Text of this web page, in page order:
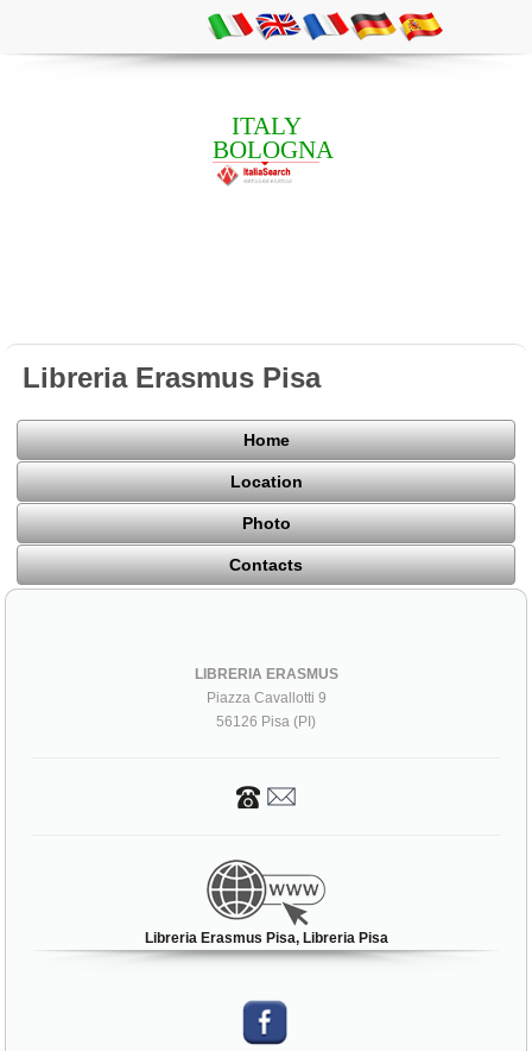
ITALY
BOLOGNA
Libreria Erasmus Pisa
Home
Location
Photo
Contacts
LIBRERIA ERASMUS
Piazza Cavallotti 9
56126 Pisa (PI)
Libreria Erasmus Pisa, Libreria Pisa